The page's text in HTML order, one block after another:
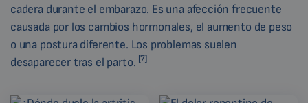
cadera durante el embarazo. Es una afección frecuente
causada por los cambios hormonales, el aumento de peso
o una postura diferente. Los problemas suelen
desaparecer tras el parto. [7]